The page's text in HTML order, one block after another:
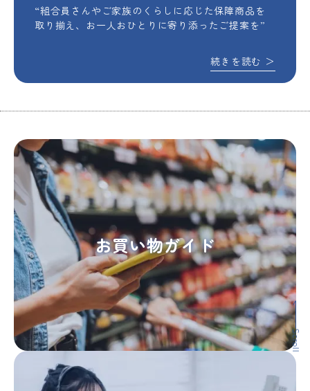
“組合員さんやご家族のくらしに応じた保障商品を
取り揃え、お一人おひとりに寄り添ったご提案を”
続きを読む ＞
Scroll
お買い物ガイド